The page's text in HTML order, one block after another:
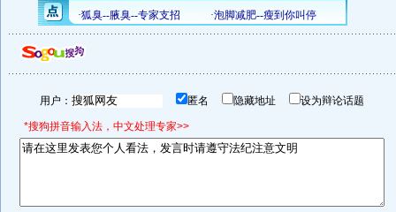
用户： 匿名 隐藏地址 设为辩论话题
*搜狗拼音输入法，中文处理专家>>